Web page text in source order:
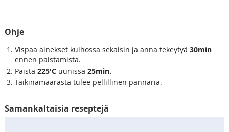
Ohje
Vispaa ainekset kulhossa sekaisin ja anna tekeytyä 30min
ennen paistamista.
Paista 225'Cuunissa 25min.
Taikinamäärästä tulee pellillinen pannaria.
Samankaltaisia reseptejä